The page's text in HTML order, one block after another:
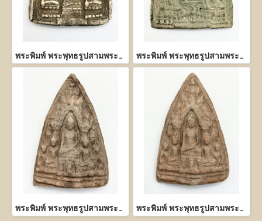
พระพิมพ์ พระพุทธรูปสามพระองค์ เนื้อผงพุทธคุณ พระพิมพ์ พระพุทธรูปสามพระองค์ เนื้อชิน
พระพิมพ์ พระพุทธรูปสามพระองค์ พระพิมพ์ พระพุทธรูปสามพระองค์